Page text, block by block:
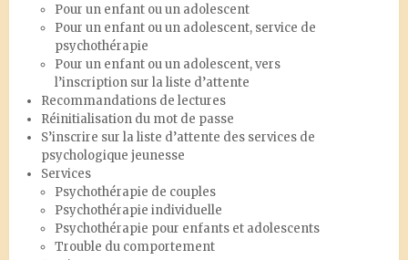
Pour un enfant ou un adolescent
Pour un enfant ou un adolescent, service de
psychothérapie
Pour un enfant ou un adolescent, vers
l’inscription sur la liste d’attente
Recommandations de lectures
Réinitialisation du mot de passe
S’inscrire sur la liste d’attente des services de
psychologique jeunesse
Services
Psychothérapie de couples
Psychothérapie individuelle
Psychothérapie pour enfants et adolescents
Trouble du comportement